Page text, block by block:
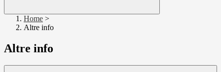
Home >
Altre info
Altre info